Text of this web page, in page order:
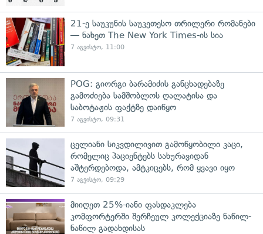
21-ე საუკუნის საუკეთესო თრილერი რომანები
— ნახეთ The New York Times-ის სია
7 აგვისტო, 11:00
POG: გიორგი ბარამიძის განცხადებაზე
გამოძიება სამშობლოს ღალატისა და
საბოტაჟის ფაქტზე დაიწყო
7 აგვისტო, 09:31
ცელიანი სიკვდილივით გამოწყობილი კაცი,
რომელიც პაციენტებს სახურავიდან
აშტერდებოდა, ამტკიცებს, რომ ყვავი იყო
7 აგვისტო, 09:29
მიიღეთ 25%-იანი ფასდაკლება
კომფორტერში შერჩეულ კოლექციაზე ნაწილ-
ნაწილ გადახდისას